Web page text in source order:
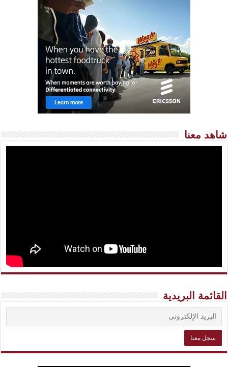
شاهد معنا
القائمة البريدية